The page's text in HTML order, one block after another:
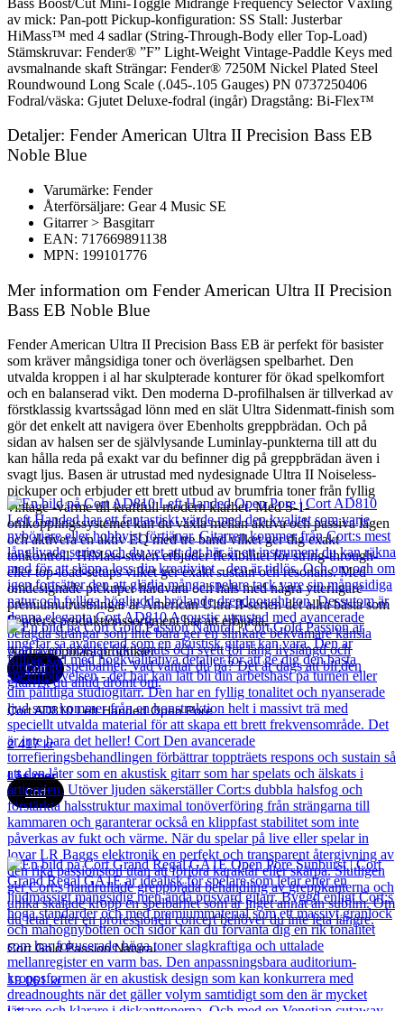
av mick: Pan-pott Pickup-konfiguration: SS Stall: Justerbar
HiMass™ med 4 sadlar (String-Through-Body eller Top-Load)
Stämskruvar: Fender® ”F” Light-Weight Vintage-Paddle Keys med
avsmalnande skaft Strängar: Fender® 7250M Nickel Plated Steel
Roundwound Long Scale (.045-.105 Gauges) PN 0737250406
Fodral/väska: Gjutet Deluxe-fodral (ingår) Dragstång: Bi-Flex™
Detaljer: Fender American Ultra II Precision Bass EB
Noble Blue
Varumärke: Fender
Återförsäljare: Gear 4 Music SE
Gitarrer > Basgitarr
EAN: 717669891138
MPN: 199101776
Mer information om Fender American Ultra II Precision
Bass EB Noble Blue
Fender American Ultra II Precision Bass EB är perfekt för basister
som kräver mångsidiga toner och överlägsen spelbarhet. Den
utvalda kroppen i al har skulpterade konturer för ökad spelkomfort
och en balanserad vikt. Den moderna D-profilhalsen är tillverkad av
förstklassig kvartssågad lönn med en slät Ultra Sidenmatt-finish som
gör det enkelt att navigera över Ebenholts greppbrädan. Och på
sidan av halsen ser de självlysande Luminlay-punkterna till att du
kan hålla reda på exakt var du befinner dig på greppbrädan även i
svagt ljus. Basen är utrustad med nydesignade Ultra II Noiseless-
pickuper och erbjuder ett brett utbud av brumfria toner från fyllig
vintage -värme till kraftfull modern klarhet. Med S-1-
omkopplingssystemet kan du växla mellan aktiva och passiva lägen
och aktivera en aktiv EQ med tre band vilket ger dig exakt
tonkontroll. HiMass-stolen erbjuder flexibilitet för string-through-
eller top-load-setups vilket ger exakt sustain och resonans. Med
omdesignade pickuper hårdvara och hals med några ytterligare
premiumutrustningar är American Ultra II-serien det allra bästa som
Fender:s produktionssortiment har att erbjuda.
Andra populära produkter
Cort
Cort AD810 Left Handed Open Pore
2 417kr
Läs mer
Cort
Cort Gold Passion Natural
19 061kr